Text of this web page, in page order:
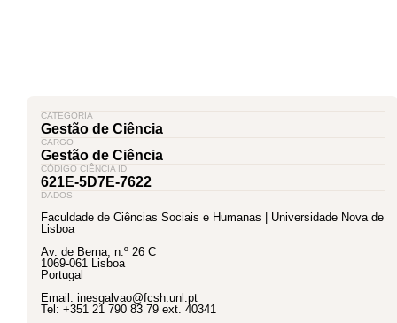
CATEGORIA
Gestão de Ciência
CARGO
Gestão de Ciência
CÓDIGO CIÊNCIA ID
621E-5D7E-7622
DADOS
Faculdade de Ciências Sociais e Humanas | Universidade Nova de
Lisboa
Av. de Berna, n.º 26 C
1069-061 Lisboa
Portugal
Email: inesgalvao@fcsh.unl.pt
Tel: +351 21 790 83 79 ext. 40341